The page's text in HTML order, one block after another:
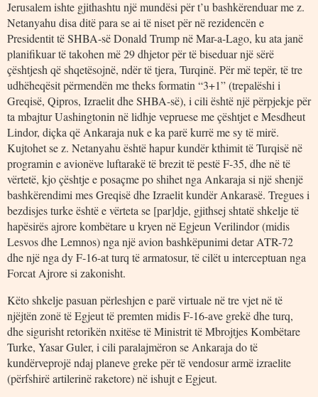
Jerusalem ishte gjithashtu një mundësi për t’u bashkërenduar me z.
Netanyahu disa ditë para se ai të niset për në rezidencën e
Presidentit të SHBA-së Donald Trump në Mar-a-Lago, ku ata janë
planifikuar të takohen më 29 dhjetor për të biseduar një sërë
çështjesh që shqetësojnë, ndër të tjera, Turqinë. Për më tepër, të tre
udhëheqësit përmendën me theks formatin “3+1” (trepalëshi i
Greqisë, Qipros, Izraelit dhe SHBA-së), i cili është një përpjekje për
ta mbajtur Uashingtonin në lidhje vepruese me çështjet e Mesdheut
Lindor, diçka që Ankaraja nuk e ka parë kurrë me sy të mirë.
Kujtohet se z. Netanyahu është hapur kundër kthimit të Turqisë në
programin e avionëve luftarakë të brezit të pestë F-35, dhe në të
vërtetë, kjo çështje e posaçme po shihet nga Ankaraja si një shenjë
bashkërendimi mes Greqisë dhe Izraelit kundër Ankarasë. Tregues i
bezdisjes turke është e vërteta se [par]dje, gjithsej shtatë shkelje të
hapësirës ajrore kombëtare u kryen në Egjeun Verilindor (midis
Lesvos dhe Lemnos) nga një avion bashkëpunimi detar ATR-72
dhe një nga dy F-16-at turq të armatosur, të cilët u interceptuan nga
Forcat Ajrore si zakonisht.
Këto shkelje pasuan përleshjen e parë virtuale në tre vjet në të
njëjtën zonë të Egjeut të premten midis F-16-ave grekë dhe turq,
dhe sigurisht retorikën nxitëse të Ministrit të Mbrojtjes Kombëtare
Turke, Yasar Guler, i cili paralajmëron se Ankaraja do të
kundërveprojë ndaj planeve greke për të vendosur armë izraelite
(përfshirë artilerinë raketore) në ishujt e Egjeut.